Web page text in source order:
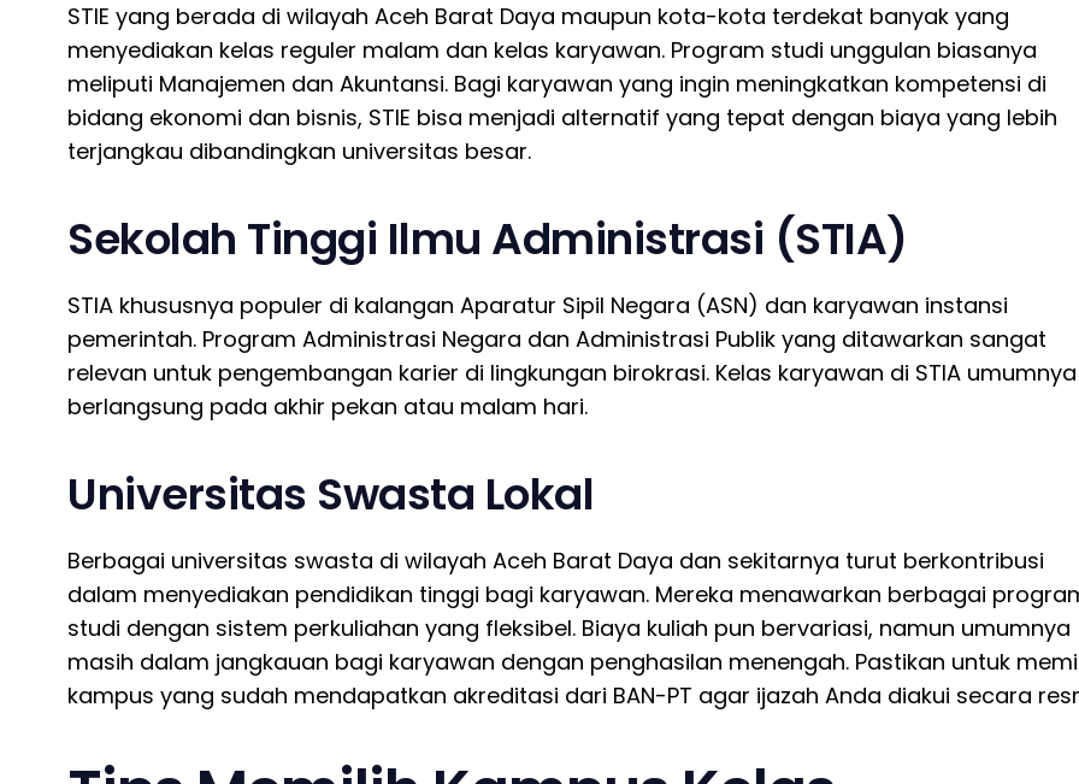
STIE yang berada di wilayah Aceh Barat Daya maupun kota-kota terdekat banyak yang
menyediakan kelas reguler malam dan kelas karyawan. Program studi unggulan biasanya
meliputi Manajemen dan Akuntansi. Bagi karyawan yang ingin meningkatkan kompetensi di
bidang ekonomi dan bisnis, STIE bisa menjadi alternatif yang tepat dengan biaya yang lebih
terjangkau dibandingkan universitas besar.
Sekolah Tinggi Ilmu Administrasi (STIA)
STIA khususnya populer di kalangan Aparatur Sipil Negara (ASN) dan karyawan instansi
pemerintah. Program Administrasi Negara dan Administrasi Publik yang ditawarkan sangat
relevan untuk pengembangan karier di lingkungan birokrasi. Kelas karyawan di STIA umumnya
berlangsung pada akhir pekan atau malam hari.
Universitas Swasta Lokal
Berbagai universitas swasta di wilayah Aceh Barat Daya dan sekitarnya turut berkontribusi
dalam menyediakan pendidikan tinggi bagi karyawan. Mereka menawarkan berbagai
studi dengan sistem perkuliahan yang fleksibel. Biaya kuliah pun bervariasi, namun umumnya
masih dalam jangkauan bagi karyawan dengan penghasilan menengah. Pastikan untuk
kampus yang sudah mendapatkan akreditasi dari BAN-PT agar ijazah Anda diakui secara